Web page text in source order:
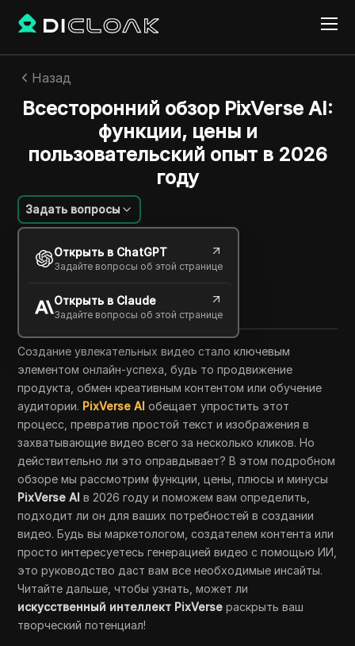
Назад
Всесторонний обзор PixVerse AI:
функции, цены и
пользовательский опыт в 2026
году
Задать вопросы
Открыть в ChatGPT
Задайте вопросы об этой странице
Открыть в Claude
Задайте вопросы об этой странице
Шарльс Мартинес
05 янв. 2026 8 минут
Copy Link
Создание увлекательных видео стало ключевым
элементом онлайн-успеха, будь то продвижение
продукта, обмен креативным контентом или обучение
аудитории. PixVerse AI обещает упростить этот
процесс, превратив простой текст и изображения в
захватывающие видео всего за несколько кликов. Но
действительно ли это оправдывает? В этом подробном
обзоре мы рассмотрим функции, цены, плюсы и минусы
PixVerse AI в 2026 году и поможем вам определить,
подходит ли он для ваших потребностей в создании
видео. Будь вы маркетологом, создателем контента или
просто интересуетесь генерацией видео с помощью ИИ,
это руководство даст вам все необходимые инсайты.
Читайте дальше, чтобы узнать, может ли
искусственный интеллект PixVerse раскрыть ваш
творческий потенциал!